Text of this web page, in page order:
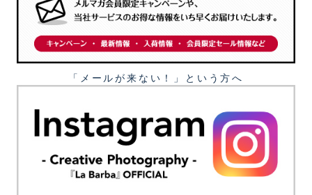
「メールが来ない！」という⽅へ